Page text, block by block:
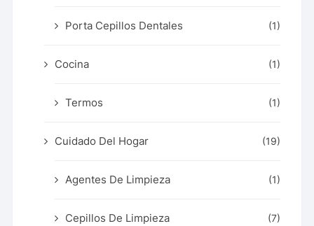
Porta Cepillos Dentales (1)
Cocina (1)
Termos (1)
Cuidado Del Hogar (19)
Agentes De Limpieza (1)
Cepillos De Limpieza (7)